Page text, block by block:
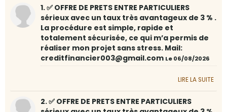
1. ✅ OFFRE DE PRETS ENTRE PARTICULIERS
sérieux avec un taux très avantageux de 3 % .
La procédure est simple, rapide et
totalement sécurisée, ce qui m’a permis de
réaliser mon projet sans stress. Mail:
creditfinancier003@gmail.com Le 06/08/2026
LIRE LA SUITE
2. ✅ OFFRE DE PRETS ENTRE PARTICULIERS